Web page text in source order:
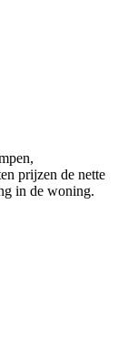
prijzen de nette
in de woning.